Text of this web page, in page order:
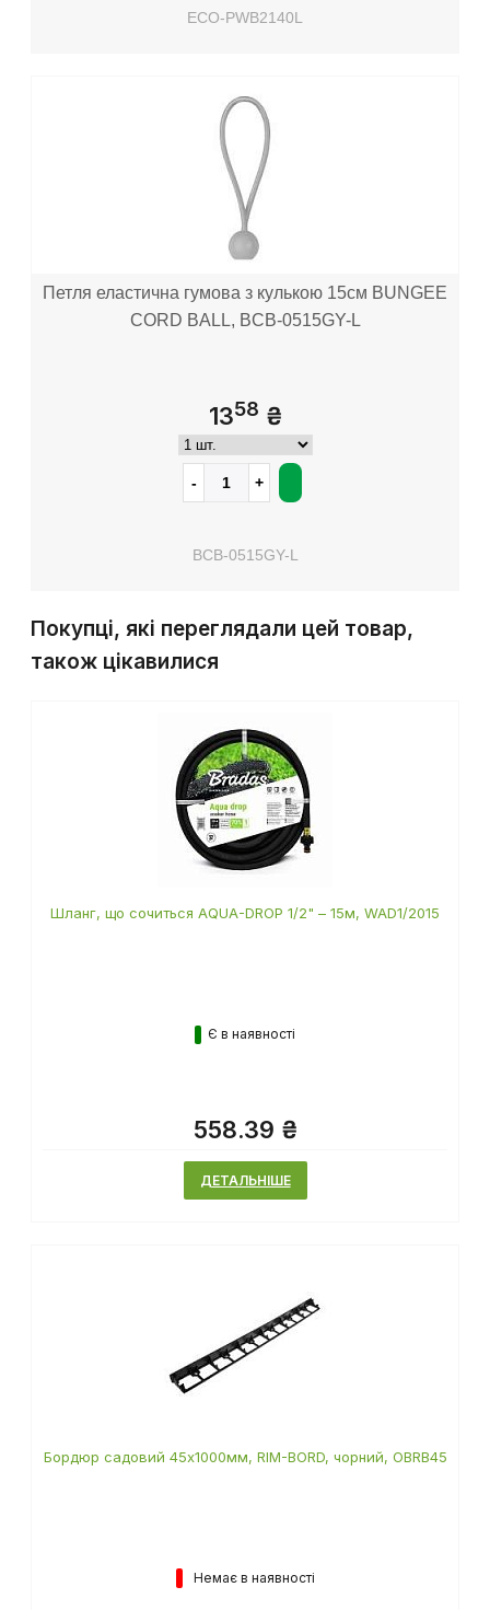
ECO-PWB2140L
Петля еластична гумова з кулькою 15см BUNGEE
CORD BALL, BCB-0515GY-L
1358 ₴
BCB-0515GY-L
Покупці, які переглядали цей товар,
також цікавилися
Шланг, що сочиться AQUA-DROP 1/2" – 15м, WAD1/2015
Є в наявності
558.39 ₴
ДЕТАЛЬНІШЕ
Бордюр садовий 45х1000мм, RIM-BORD, чорний, OBRB45
Немає в наявності